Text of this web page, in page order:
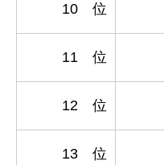
10 位
11 位
12 位
13 位